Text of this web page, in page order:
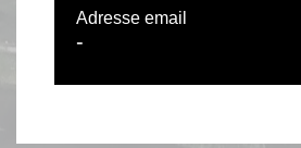
Adresse email
-